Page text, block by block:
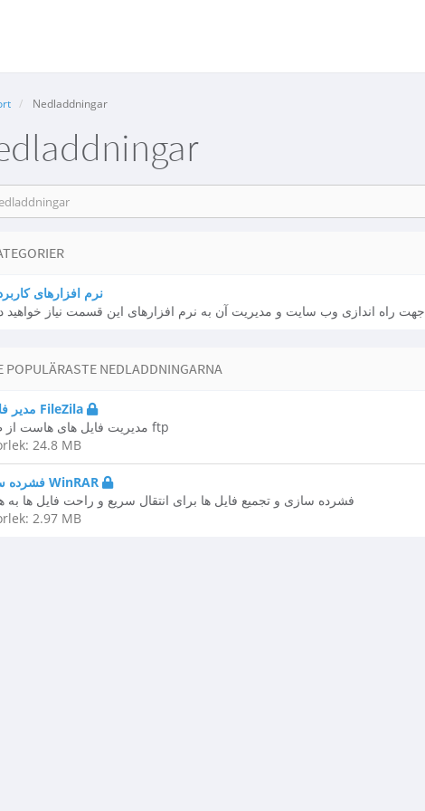
Nedladdningar
نرم افزارهای
جهت راه اندازی وب سایت و مدیریت آن به نرم افزارهای این قسمت نیاز
POPULÄRASTE NEDLADDNINGARNA
مدیر فایل FileZila
مدیریت فایل های هاست از طریق ftp
24.8 MB
فشرده ساز WinRAR
فشرده سازی و تجمیع فایل ها برای انتقال سریع و راحت فایل ها
2.97 MB